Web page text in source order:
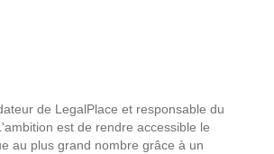
de LegalPlace et responsable du
est de rendre accessible le
au plus grand nombre grâce à un